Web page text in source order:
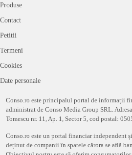
Produse
Contact
Petitii
Termeni
Cookies
Date personale
Conso.ro este principalul portal de informații
administrat de Conso Media Group SRL.
Tomescu nr. 11, Ap. 1, Sector 5, cod postal:
Conso.ro este un portal financiar independent
deținut de companii în spatele cărora se află